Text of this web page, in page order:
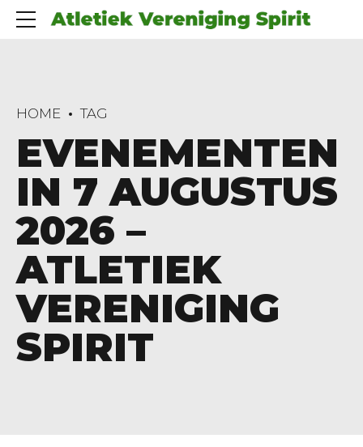
HOME TAG
EVENEMENTEN
IN 7 AUGUSTUS
2026 –
ATLETIEK
VERENIGING
SPIRIT